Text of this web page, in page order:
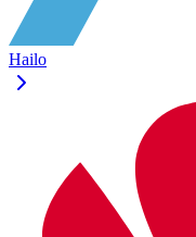
Hailo